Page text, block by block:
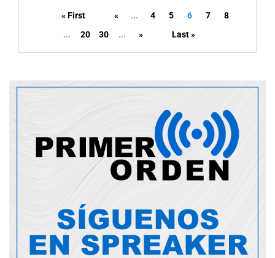
« First « ... 4 5 6 7
8
...
20 30 ... » Last »